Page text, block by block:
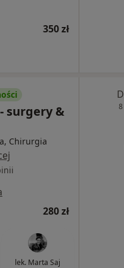
350 zł
surgery &
Chirurgia
280 zł
lek. Marta Saj
8